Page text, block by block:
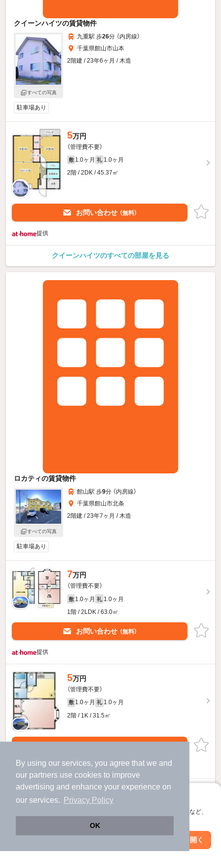
By using our services, you agree that we and
our partners use cookies to improve
advertising and enhance your experience on
our services.
Privacy Policy
OK
アプリに切り替えて、サクサクお部屋探し
会員登録なしですぐ使える。マップ検索やお気に入り保存など、
アプリを開く
クイーンハイツの賃貸物件
すべての写真
九重駅 歩26分 （内房線）
千葉県館山市山本
2階建 / 23年6ヶ月 / 木造
駐車場あり
5万円
（管理費不要）
敷 1.0ヶ月 礼 1.0ヶ月
2階 / 2DK / 45.37㎡
お問い合わせ （無料）
提供
クイーンハイツのすべての部屋を見る
ロカティの賃貸物件
すべての写真
館山駅 歩9分 （内房線）
千葉県館山市北条
2階建 / 23年7ヶ月 / 木造
駐車場あり
7万円
（管理費不要）
敷 1.0ヶ月 礼 1.0ヶ月
1階 / 2LDK / 63.0㎡
お問い合わせ （無料）
提供
5万円
（管理費不要）
敷 1.0ヶ月 礼 1.0ヶ月
2階 / 1K / 31.5㎡
提供
ロカティのすべての部屋を見る
絞り込み条件を変更